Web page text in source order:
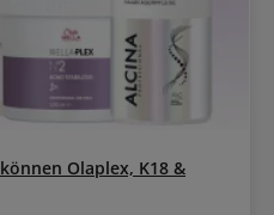
Olaplex, K18 &